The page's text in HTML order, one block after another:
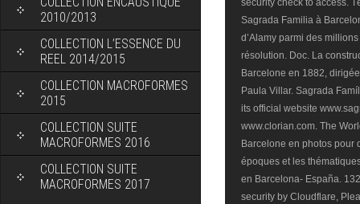
2010/2013
COLLECTION L’ESSENCE DU
REEL 2014/2015
COLLECTION MACROFORMES
2015
COLLECTION SUITE
MACROFORMES 2016
COLLECTION SUITE
MACROFORMES 2017